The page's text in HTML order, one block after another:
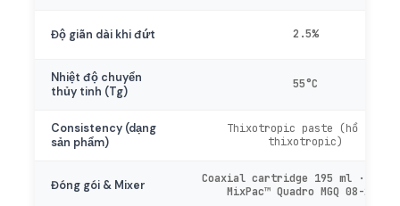
Độ giãn dài khi đứt 2.5%
Nhiệt độ chuyển
thủy tinh (Tg)
55°C
Consistency (dạng
sản phẩm)
Thixotropic paste (hồ đặc
thixotropic)
Đóng gói & Mixer
Coaxial cartridge 195 ml ·
MixPac™ Quadro MGQ 08-20T